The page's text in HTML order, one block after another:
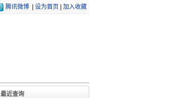
腾讯微博 设为首页 加入收藏
最近查询